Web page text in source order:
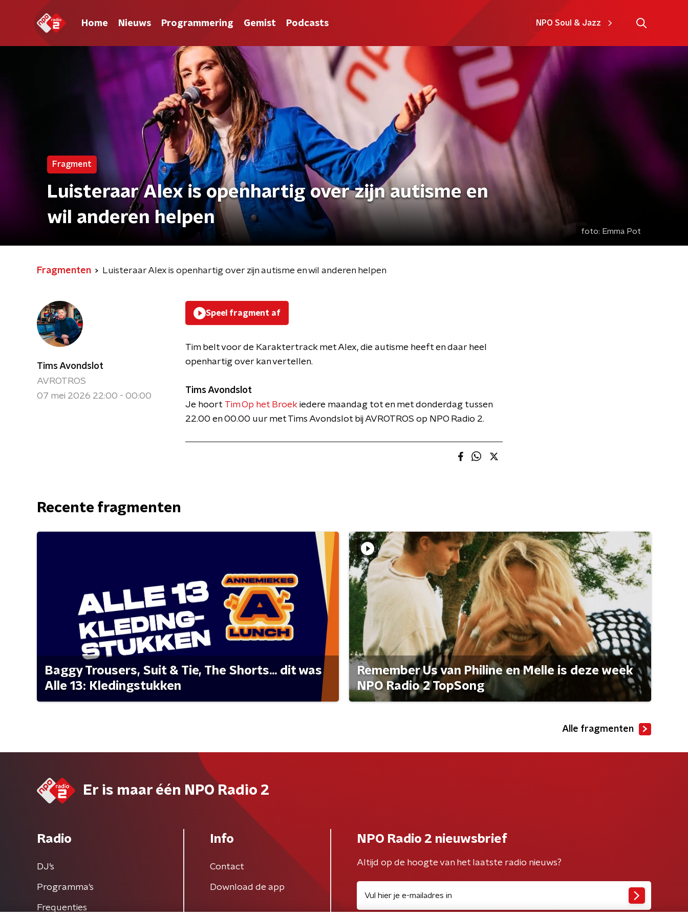
Home Nieuws Programmering Gemist Podcasts NPO Soul & Jazz
Fragment
Luisteraar Alex is openhartig over zijn autisme en
wil anderen helpen
foto: Emma Pot
Fragmenten Luisteraar Alex is openhartig over zijn autisme en wil anderen helpen
Tims Avondslot
AVROTROS
07 mei 2026 22:00 - 00:00
Speel fragment af
Tim belt voor de Karaktertrack met Alex, die autisme heeft en daar heel
openhartig over kan vertellen.
Tims Avondslot
Je hoort Tim Op het Broek iedere maandag tot en met donderdag tussen
22.00 en 00.00 uur met Tims Avondslot bij AVROTROS op NPO Radio 2.
Recente fragmenten
Baggy Trousers, Suit & Tie, The Shorts... dit was
Alle 13: Kledingstukken
Remember Us van Philine en Melle is deze week
NPO Radio 2 TopSong
Alle fragmenten
Er is maar één NPO Radio 2
Radio
DJ’s
Programma's
Frequenties
Info
Contact
Download de app
NPO Radio 2 nieuwsbrief
Altijd op de hoogte van het laatste radio nieuws?